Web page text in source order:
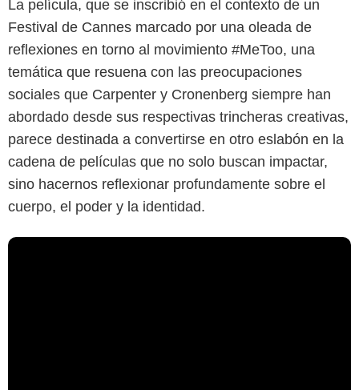
La película, que se inscribió en el contexto de un
Festival de Cannes marcado por una oleada de
reflexiones en torno al movimiento #MeToo, una
temática que resuena con las preocupaciones
sociales que Carpenter y Cronenberg siempre han
abordado desde sus respectivas trincheras creativas,
parece destinada a convertirse en otro eslabón en la
cadena de películas que no solo buscan impactar,
sino hacernos reflexionar profundamente sobre el
cuerpo, el poder y la identidad.